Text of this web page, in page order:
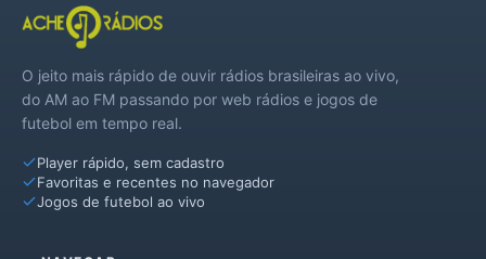
O jeito mais rápido de ouvir rádios brasileiras ao vivo,
do AM ao FM passando por web rádios e jogos de
futebol em tempo real.
Player rápido, sem cadastro
Favoritas e recentes no navegador
Jogos de futebol ao vivo